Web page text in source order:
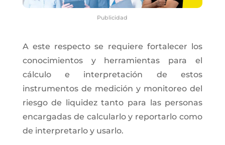
Publicidad
A este respecto se requiere fortalecer los
conocimientos y herramientas para el
cálculo e interpretación de estos
instrumentos de medición y monitoreo del
riesgo de liquidez tanto para las personas
encargadas de calcularlo y reportarlo como
de interpretarlo y usarlo.